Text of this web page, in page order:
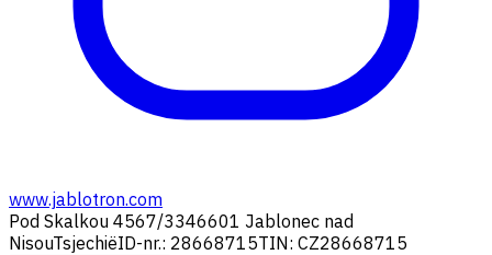
www.jablotron.com
Pod Skalkou 4567/3346601 Jablonec nad
NisouTsjechiëID-nr.: 28668715TIN: CZ28668715